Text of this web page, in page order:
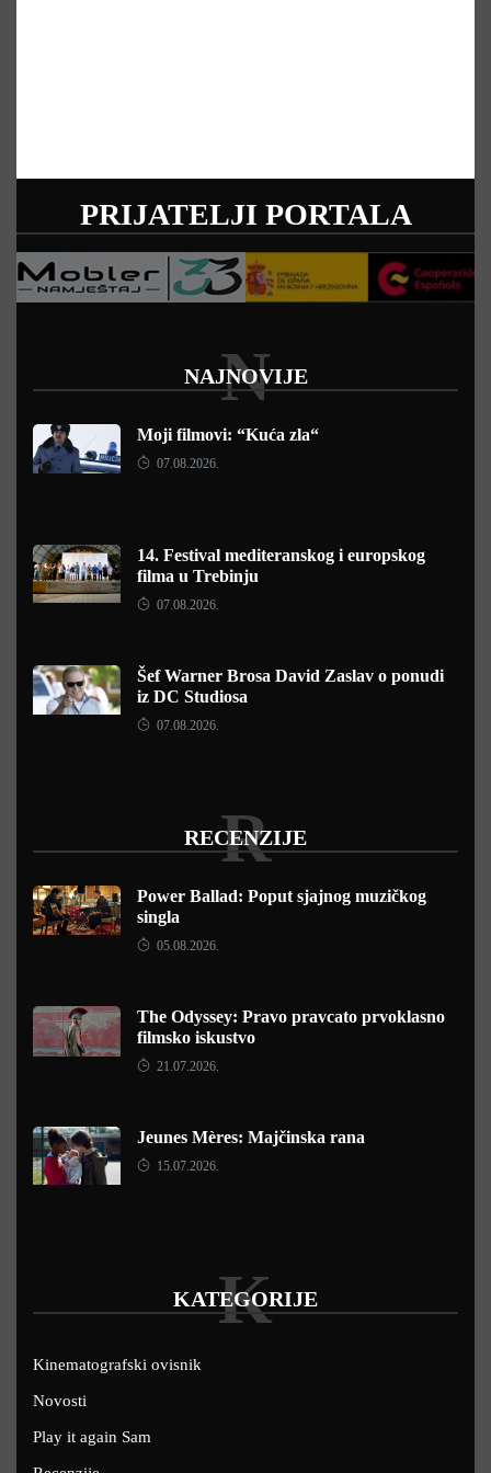
PRIJATELJI PORTALA
NAJNOVIJE
N
Moji filmovi: “Kuća zla“
07.08.2026.
14. Festival mediteranskog i europskog
filma u Trebinju
07.08.2026.
Šef Warner Brosa David Zaslav o ponudi
iz DC Studiosa
07.08.2026.
RECENZIJE
R
Power Ballad: Poput sjajnog muzičkog
singla
05.08.2026.
The Odyssey: Pravo pravcato prvoklasno
filmsko iskustvo
21.07.2026.
Jeunes Mères: Majčinska rana
15.07.2026.
KATEGORIJE
K
Kinematografski ovisnik
Novosti
Play it again Sam